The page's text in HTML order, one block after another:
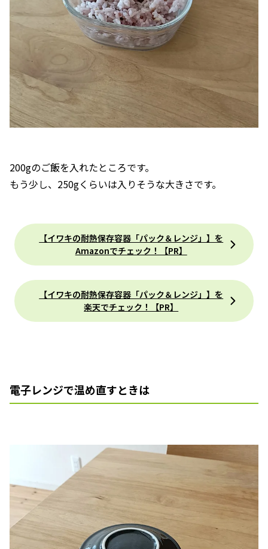
200gのご飯を入れたところです。
もう少し、250gくらいは入りそうな大きさです。
【イワキの耐熱保存容器「パック＆レンジ」】を
Amazonでチェック！【PR】
【イワキの耐熱保存容器「パック＆レンジ」】を
楽天でチェック！【PR】
電子レンジで温め直すときは